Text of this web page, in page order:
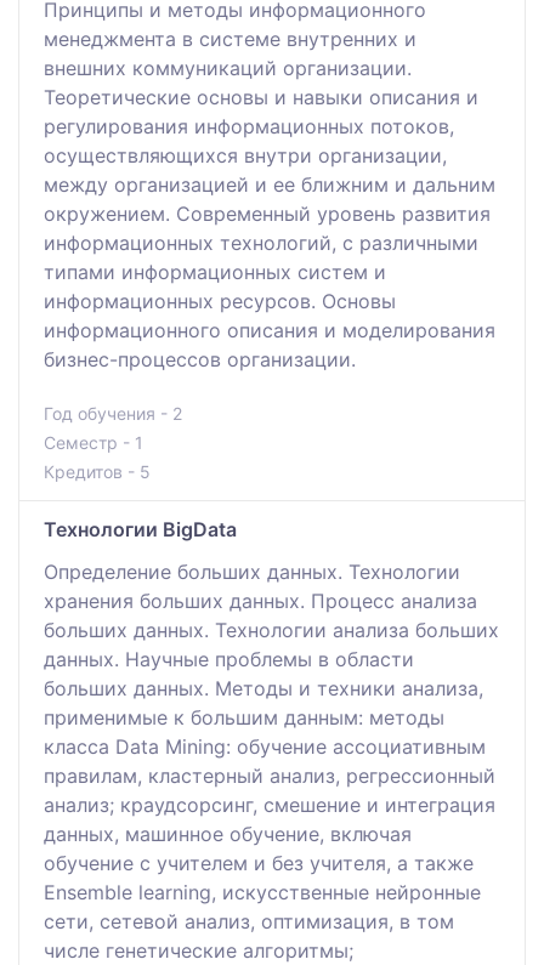
Принципы и методы информационного
менеджмента в системе внутренних и
внешних коммуникаций организации.
Теоретические основы и навыки описания и
регулирования информационных потоков,
осуществляющихся внутри организации,
между организацией и ее ближним и дальним
окружением. Современный уровень развития
информационных технологий, с различными
типами информационных систем и
информационных ресурсов. Основы
информационного описания и моделирования
бизнес-процессов организации.
Год обучения - 2
Семестр - 1
Кредитов - 5
Технологии BigData
Определение больших данных. Технологии
хранения больших данных. Процесс анализа
больших данных. Технологии анализа больших
данных. Научные проблемы в области
больших данных. Методы и техники анализа,
применимые к большим данным: методы
класса Data Mining: обучение ассоциативным
правилам, кластерный анализ, регрессионный
анализ; краудсорсинг, смешение и интеграция
данных, машинное обучение, включая
обучение с учителем и без учителя, а также
Ensemble learning, искусственные нейронные
сети, сетевой анализ, оптимизация, в том
числе генетические алгоритмы;